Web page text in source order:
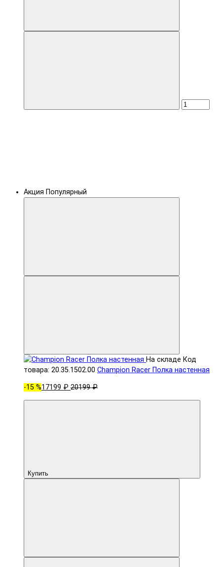
Акция Популярный
На складе Код
товара: 20.35.1502.00 Champion Racer Полка настенная
-15 %17199 ₽ 20199 ₽
Купить